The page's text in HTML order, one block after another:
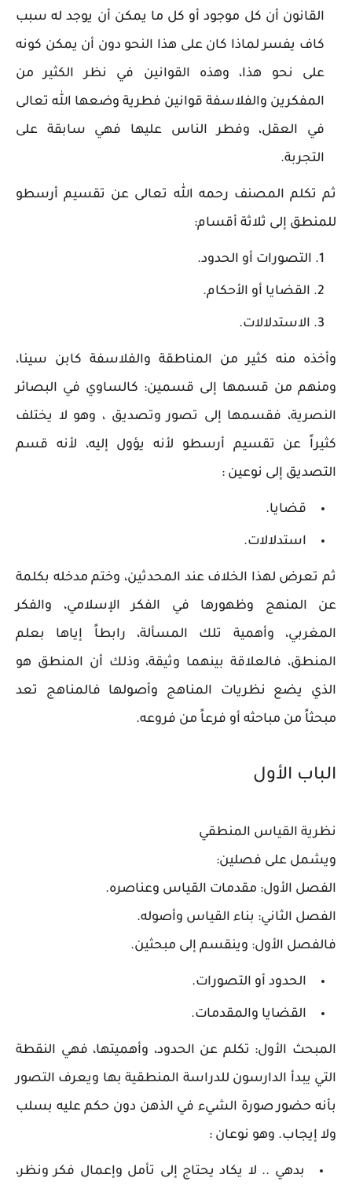
القانون أن كل موجود أو كل ما يمكن أن يوجد له سبب
كاف يفسر لماذا كان على هذا النحو دون أن يمكن كونه
على نحو هذا، وهذه القوانين في نظر الكثير من
المفكرين والفلاسفة قوانين فطرية وضعها الله تعالى
في العقل، وفطر الناس عليها فهي سابقة على
التجربة.
ثم تكلم المصنف رحمه الله تعالى عن تقسيم أرسطو
للمنطق إلى ثلاثة أقسام:
التصورات أو الحدود.
القضايا أو الأحكام.
الاستدلالات.
وأخذه منه كثير من المناطقة والفلاسفة كابن سينا،
ومنهم من قسمها إلى قسمين: كالساوي في البصائر
النصرية، فقسمها إلى تصور وتصديق ، وهو لا يختلف
كثيراً عن تقسيم أرسطو لأنه يؤول إليه، لأنه قسم
التصديق إلى نوعين :
قضايا.
استدلالات.
ثم تعرض لهذا الخلاف عند المحدثين، وختم مدخله بكلمة
عن المنهج وظهورها في الفكر الإسلامي، والفكر
المغربي، وأهمية تلك المسألة، رابطاً إياها بعلم
المنطق، فالعلاقة بينهما وثيقة، وذلك أن المنطق هو
الذي يضع نظريات المناهج وأصولها فالمناهج تعد
مبحثاً من مباحثه أو فرعاً من فروعه.
الباب الأول
نظرية القياس المنطقي
ويشمل على فصلين:
الفصل الأول: مقدمات القياس وعناصره.
الفصل الثاني: بناء القياس وأصوله.
فالفصل الأول: وينقسم إلى مبحثين.
الحدود أو التصورات.
القضايا والمقدمات.
المبحث الأول: تكلم عن الحدود، وأهميتها، فهي النقطة
التي يبدأ الدارسون للدراسة المنطقية بها ويعرف التصور
بأنه حضور صورة الشيء في الذهن دون حكم عليه بسلب
ولا إيجاب. وهو نوعان :
بدهي .. لا يكاد يحتاج إلى تأمل وإعمال فكر ونظر،